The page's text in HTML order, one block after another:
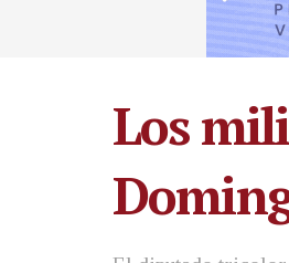
Los